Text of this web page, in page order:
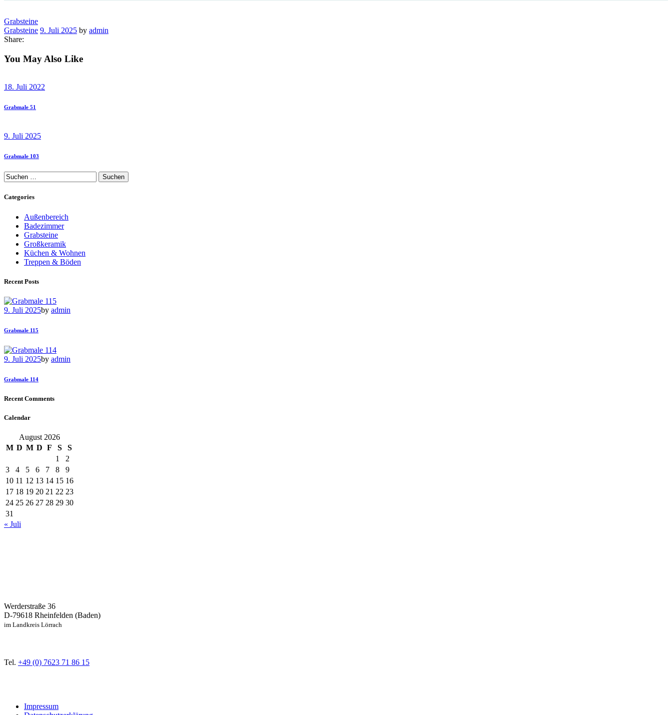
Grabsteine
Grabsteine 9. Juli 2025 by admin
Share:
You May Also Like
18. Juli 2022
Grabmale 51
9. Juli 2025
Grabmale 103
Suchen
nach:
Categories
Außenbereich
Badezimmer
Grabsteine
Großkeramik
Küchen & Wohnen
Treppen & Böden
Recent Posts
9. Juli 2025by admin
Grabmale 115
9. Juli 2025by admin
Grabmale 114
Recent Comments
Calendar
August 2026
M D M D F S
S
1
2
3
4 5 6 7 8
9
10 11 12 13 14 15 16
17 18 19 20 21 22 23
24 25 26 27 28 29 30
31
« Juli
Werderstraße 36
D-79618 Rheinfelden (Baden)
im Landkreis Lörrach
Tel. +49 (0) 7623 71 86 15
Impressum